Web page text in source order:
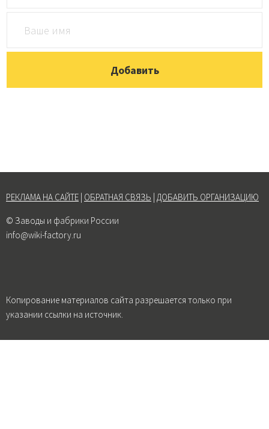
РЕКЛАМА НА САЙТЕ ОБРАТНАЯ СВЯЗЬ ДОБАВИТЬ ОРГАНИЗАЦИЮ
© Заводы и фабрики России
info@wiki-factory.ru
Копирование материалов сайта разрешается только при
указании ссылки на источник.